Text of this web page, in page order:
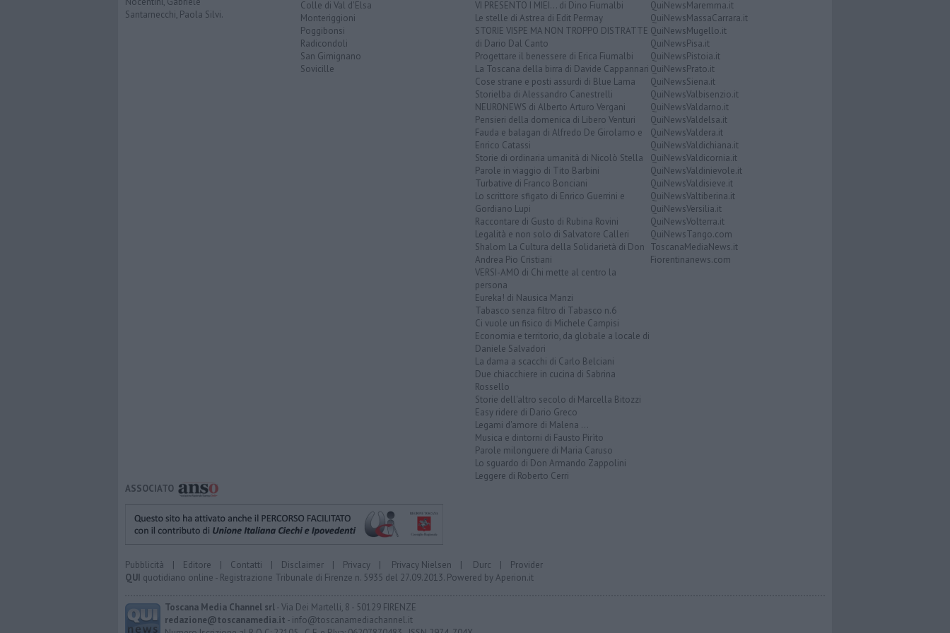
Santarnecchi, Paola Silvi.
Colle di Val d'Elsa
Monteriggioni
Poggibonsi
Radicondoli
San Gimignano
Sovicille
VI PRESENTO I MIEI... di Dino Fiumalbi
Le stelle di Astrea di Edit Permay
STORIE VISPE MA NON TROPPO DISTRATTE
di Dario Dal Canto
Progettare il benessere di Erica Fiumalbi
La Toscana della birra di Davide Cappannari
Cose strane e posti assurdi di Blue Lama
Storielba di Alessandro Canestrelli
NEURONEWS di Alberto Arturo Vergani
Pensieri della domenica di Libero Venturi
Fauda e balagan di Alfredo De Girolamo e
Enrico Catassi
Storie di ordinaria umanità di Nicolò Stella
Parole in viaggio di Tito Barbini
Turbative di Franco Bonciani
Lo scrittore sfigato di Enrico Guerrini e
Gordiano Lupi
Raccontare di Gusto di Rubina Rovini
Legalità e non solo di Salvatore Calleri
Shalom La Cultura della Solidarietà di Don
Andrea Pio Cristiani
VERSI-AMO di Chi mette al centro la
persona
Eureka! di Nausica Manzi
Tabasco senza filtro di Tabasco n.6
Ci vuole un fisico di Michele Campisi
Economia e territorio, da globale a locale di
Daniele Salvadori
La dama a scacchi di Carlo Belciani
Due chiacchiere in cucina di Sabrina
Rossello
Storie dell'altro secolo di Marcella Bitozzi
Easy ridere di Dario Greco
Legami d'amore di Malena ...
Musica e dintorni di Fausto Pirìto
Parole milonguere di Maria Caruso
Lo sguardo di Don Armando Zappolini
Leggere di Roberto Cerri
QuiNewsMaremma.it
QuiNewsMassaCarrara.it
QuiNewsMugello.it
QuiNewsPisa.it
QuiNewsPistoia.it
QuiNewsPrato.it
QuiNewsSiena.it
QuiNewsValbisenzio.it
QuiNewsValdarno.it
QuiNewsValdelsa.it
QuiNewsValdera.it
QuiNewsValdichiana.it
QuiNewsValdicornia.it
QuiNewsValdinievole.it
QuiNewsValdisieve.it
QuiNewsValtiberina.it
QuiNewsVersilia.it
QuiNewsVolterra.it
QuiNewsTango.com
ToscanaMediaNews.it
Fiorentinanews.com
ASSOCIATO
Pubblicità | Editore | Contatti | Disclaimer | Privacy | Privacy Nielsen | Durc | Provider
QUI quotidiano online - Registrazione Tribunale di Firenze n. 5935 del 27.09.2013. Powered byAperion.it
Toscana Media Channel srl- Via Dei Martelli, 8 - 50129 FIRENZE
redazione@toscanamedia.it - info@toscanamediachannel.it